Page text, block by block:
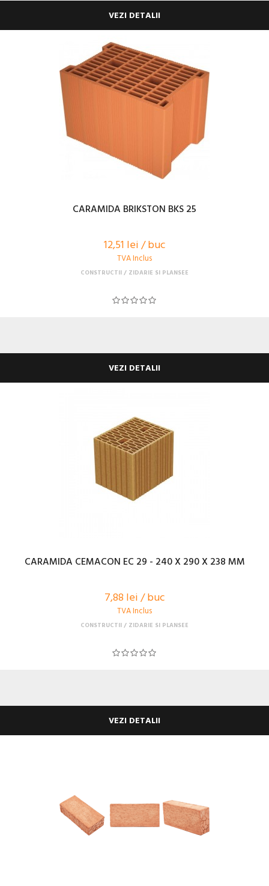
VEZI DETALII
CARAMIDA BRIKSTON BKS 25
12,51 lei / buc
TVA Inclus
CONSTRUCTII ZIDARIE SI PLANSEE
VEZI DETALII
CARAMIDA CEMACON EC 29 - 240 X 290 X 238 MM
7,88 lei / buc
TVA Inclus
CONSTRUCTII ZIDARIE SI PLANSEE
VEZI DETALII